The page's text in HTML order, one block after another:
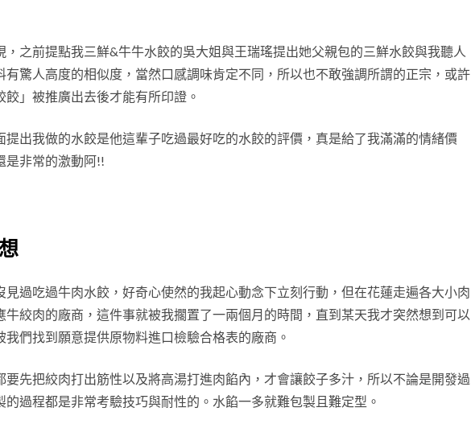
，之前提點我三鮮&牛牛水餃的吳大姐與王瑞瑤提出她父親包的三鮮水餃與我聽人
有驚人高度的相似度，當然口感調味肯定不同，所以也不敢強調所謂的正宗，或許
」被推廣出去後才能有所印證。
提出我做的水餃是他這輩子吃過最好吃的水餃的評價，真是給了我滿滿的情緒價
是非常的激動阿!!
見過吃過牛肉水餃，好奇心使然的我起心動念下立刻行動，但在花蓮走遍各大小肉
牛絞肉的廠商，這件事就被我擱置了一兩個月的時間，直到某天我才突然想到可以
們找到願意提供原物料進口檢驗合格表的廠商。
要先把絞肉打出筋性以及將高湯打進肉餡內，才會讓餃子多汁，所以不論是開發過
過程都是非常考驗技巧與耐性的。水餡一多就難包製且難定型。